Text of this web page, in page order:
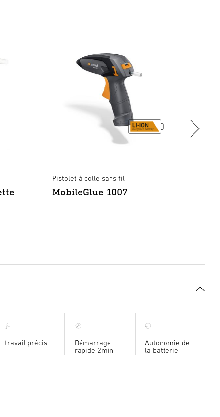
Pistolet à colle sans fil
MobileGlue 1007
travail précis
Démarrage
rapide 2min
Autonomie de
la batterie